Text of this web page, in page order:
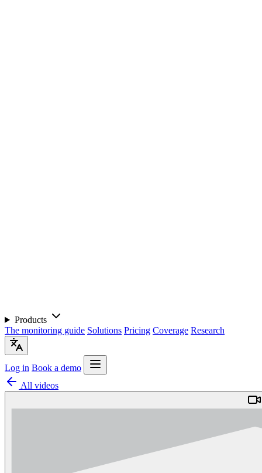
Products
The monitoring guide Solutions Pricing Coverage Research
Log in Book a demo
All videos